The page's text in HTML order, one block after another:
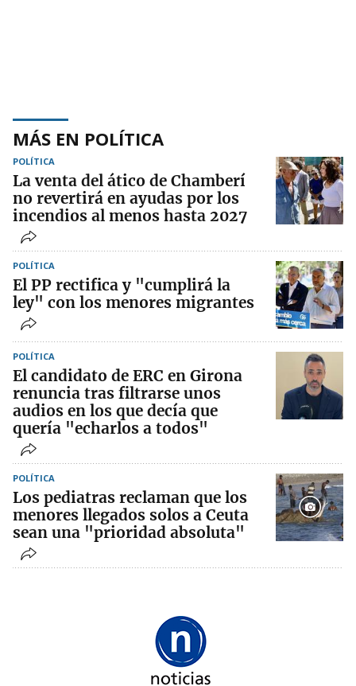
MÁS EN POLÍTICA
POLÍTICA
La venta del ático de Chamberí
no revertirá en ayudas por los
incendios al menos hasta 2027
POLÍTICA
El PP rectifica y "cumplirá la
ley" con los menores migrantes
POLÍTICA
El candidato de ERC en Girona
renuncia tras filtrarse unos
audios en los que decía que
quería "echarlos a todos"
POLÍTICA
Los pediatras reclaman que los
menores llegados solos a Ceuta
sean una "prioridad absoluta"